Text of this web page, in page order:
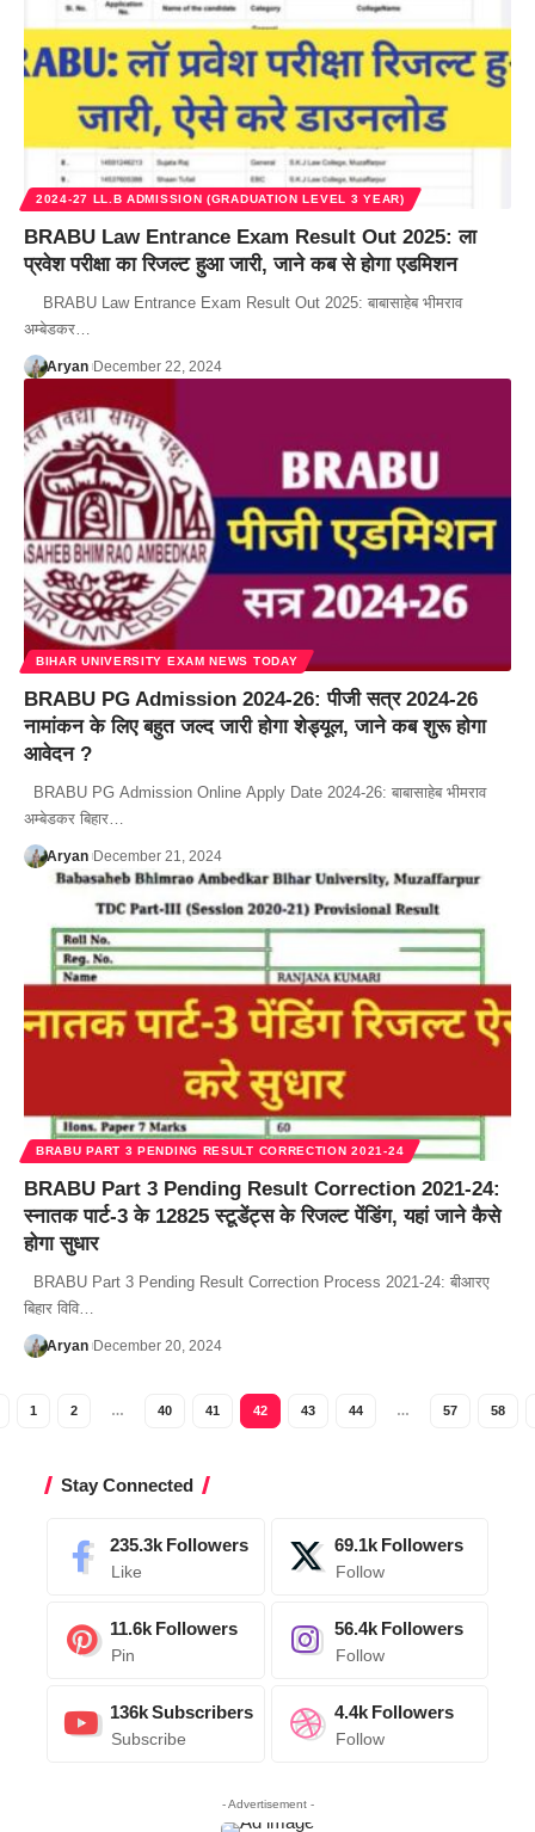
2024-27 LL.B ADMISSION (GRADUATION LEVEL 3 YEAR)
BRABU Law Entrance Exam Result Out 2025: ला
प्रवेश परीक्षा का रिजल्ट हुआ जारी, जाने कब से होगा एडमिशन
BRABU Law Entrance Exam Result Out 2025: बाबासाहेब भीमराव
अम्बेडकर…
Aryan December 22, 2024
BIHAR UNIVERSITY EXAM NEWS TODAY
BRABU PG Admission 2024-26: पीजी सत्र 2024-26
नामांकन के लिए बहुत जल्द जारी होगा शेड्यूल, जाने कब शुरू होगा
आवेदन ?
BRABU PG Admission Online Apply Date 2024-26: बाबासाहेब भीमराव
अम्बेडकर बिहार…
Aryan December 21, 2024
BRABU PART 3 PENDING RESULT CORRECTION 2021-24
BRABU Part 3 Pending Result Correction 2021-24:
स्नातक पार्ट-3 के 12825 स्टूडेंट्स के रिजल्ट पेंडिंग, यहां जाने कैसे
होगा सुधार
BRABU Part 3 Pending Result Correction Process 2021-24: बीआरए
बिहार विवि…
Aryan December 20, 2024
1 2 … 40 41 42 43 44 … 57 58
Stay Connected
235.3k Followers
Like
69.1k Followers
Follow
11.6k Followers
Pin
56.4k Followers
Follow
136kSubscribers
Subscribe
4.4k Followers
Follow
- Advertisement -